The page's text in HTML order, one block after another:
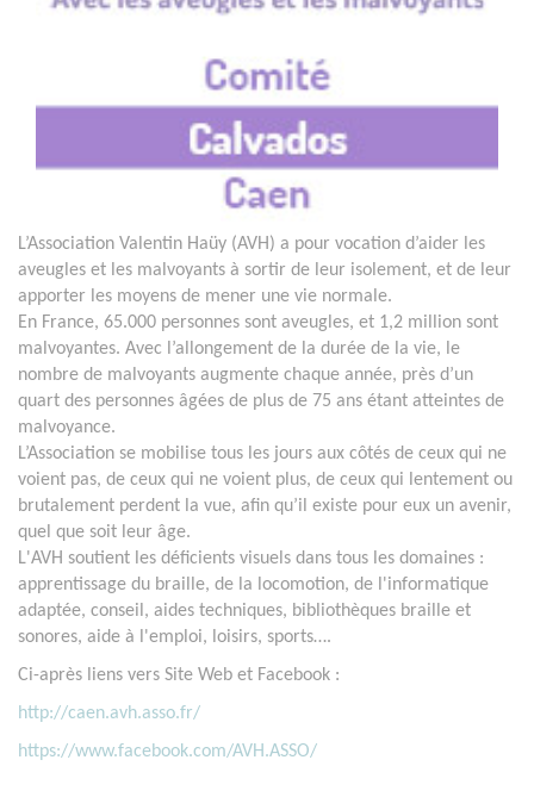
L’Association Valentin Haüy (AVH) a pour vocation d’aider les
aveugles et les malvoyants à sortir de leur isolement, et de leur
apporter les moyens de mener une vie normale.
En France, 65.000 personnes sont aveugles, et 1,2 million sont
malvoyantes. Avec l’allongement de la durée de la vie, le
nombre de malvoyants augmente chaque année, près d’un
quart des personnes âgées de plus de 75 ans étant atteintes de
malvoyance.
L’Association se mobilise tous les jours aux côtés de ceux qui ne
voient pas, de ceux qui ne voient plus, de ceux qui lentement ou
brutalement perdent la vue, afin qu’il existe pour eux un avenir,
quel que soit leur âge.
L'AVH soutient les déficients visuels dans tous les domaines :
apprentissage du braille, de la locomotion, de l'informatique
adaptée, conseil, aides techniques, bibliothèques braille et
sonores, aide à l'emploi, loisirs, sports….
Ci-après liens vers Site Web et Facebook :
http://caen.avh.asso.fr/
https://www.facebook.com/AVH.ASSO/